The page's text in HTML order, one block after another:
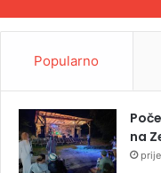
Popularno
na